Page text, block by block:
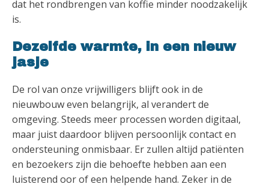
dat het rondbrengen van koffie minder noodzakelijk
is.
Dezelfde warmte, in een nieuw
jasje
De rol van onze vrijwilligers blijft ook in de
nieuwbouw even belangrijk, al verandert de
omgeving. Steeds meer processen worden digitaal,
maar juist daardoor blijven persoonlijk contact en
ondersteuning onmisbaar. Er zullen altijd patiënten
en bezoekers zijn die behoefte hebben aan een
luisterend oor of een helpende hand. Zeker in de